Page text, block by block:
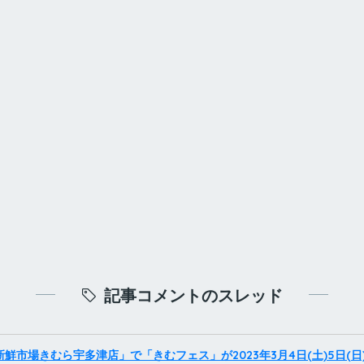
記事コメントのスレッド
鮮市場きむら宇多津店」で「きむフェス」が2023年3月4日(土)5日(